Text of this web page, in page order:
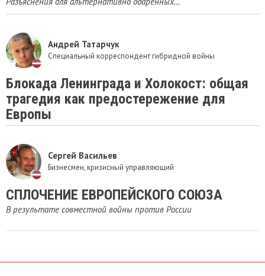
Андрей Татарчук
Специальный корреспондент гибридной войны
Блокада Ленинграда и Холокост: общая
трагедия как предостережение для
Европы
Сергей Васильев
Бизнесмен, кризисный управляющий
СПЛОЧЕНИЕ ЕВРОПЕЙСКОГО СОЮЗА
В результате совместной войны против России